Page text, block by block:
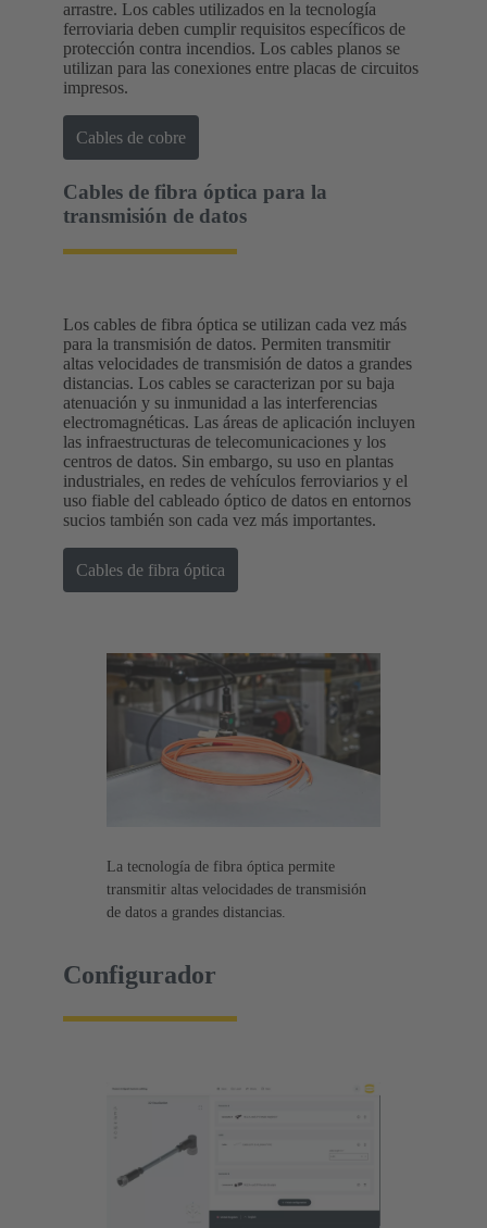
arrastre. Los cables utilizados en la tecnología
ferroviaria deben cumplir requisitos específicos de
protección contra incendios. Los cables planos se
utilizan para las conexiones entre placas de circuitos
impresos.
Cables de cobre
Cables de fibra óptica para la
transmisión de datos
Los cables de fibra óptica se utilizan cada vez más
para la transmisión de datos. Permiten transmitir
altas velocidades de transmisión de datos a grandes
distancias. Los cables se caracterizan por su baja
atenuación y su inmunidad a las interferencias
electromagnéticas. Las áreas de aplicación incluyen
las infraestructuras de telecomunicaciones y los
centros de datos. Sin embargo, su uso en plantas
industriales, en redes de vehículos ferroviarios y el
uso fiable del cableado óptico de datos en entornos
sucios también son cada vez más importantes.
Cables de fibra óptica
La tecnología de fibra óptica permite
transmitir altas velocidades de transmisión
de datos a grandes distancias.
Configurador